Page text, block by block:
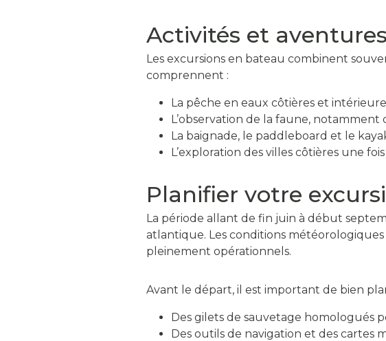
Activités et aventures
Les excursions en bateau combinent
comprennent :
La pêche en eaux côtières et
L’observation de la faune, notamment
La baignade, le paddleboard et le
L’exploration des villes côtières une fois
Planifier votre
La période allant de fin juin à début
atlantique. Les conditions météorologiques
pleinement opérationnels.
Avant le départ, il est important de bien
Des gilets de sauvetage homologués
Des outils de navigation et des cartes